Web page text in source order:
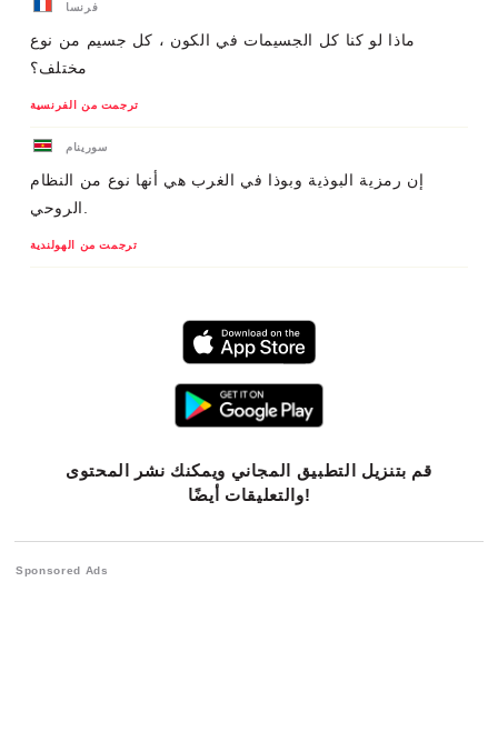
فرنسا
ماذا لو كنا كل الجسيمات في الكون ، كل جسيم من نوع
مختلف؟
ترجمت من الفرنسية
سورينام
إن رمزية البوذية وبوذا في الغرب هي أنها نوع من النظام
ترجمت من الهولندية
قم بتنزيل التطبيق المجاني ويمكنك نشر المحتوى
والتعليقات أيضًا!
Sponsored Ads